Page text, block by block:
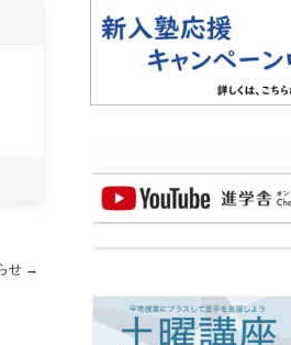
せ →